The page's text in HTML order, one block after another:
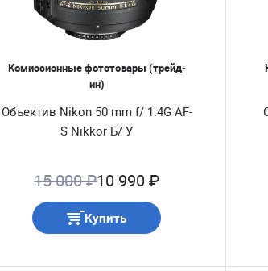
Комиссионные фототовары (трейд-
ин)
Объектив Nikon 50 mm f/ 1.4G AF-
S Nikkor Б/ У
15 000 ₽10 990 ₽
Купить